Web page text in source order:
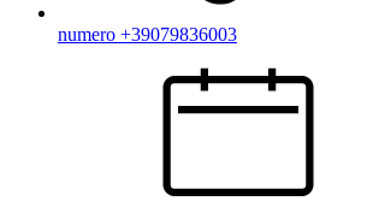
numero +39079836003